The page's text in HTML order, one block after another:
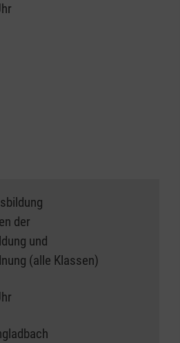
der
und
(alle Klassen)